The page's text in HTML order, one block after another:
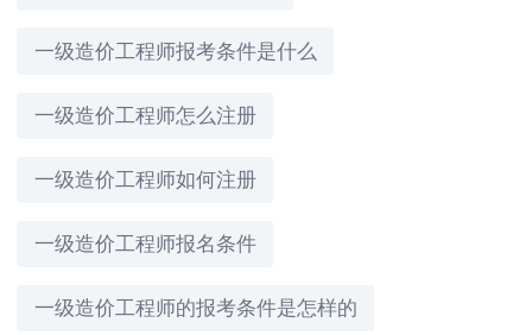
一级造价工程师报考条件是什么
一级造价工程师怎么注册
一级造价工程师如何注册
一级造价工程师报名条件
一级造价工程师的报考条件是怎样的